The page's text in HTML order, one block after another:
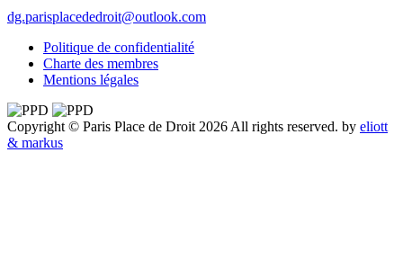
dg.parisplacededroit@outlook.com
Politique de confidentialité
Charte des membres
Mentions légales
Copyright © Paris Place de Droit 2026 All rights reserved. by eliott
& markus